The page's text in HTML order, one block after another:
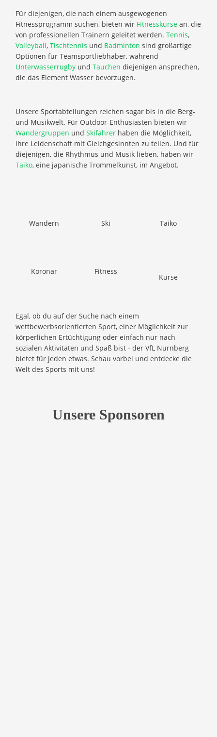
Für diejenigen, die nach einem ausgewogenen
Fitnessprogramm suchen, bieten wir Fitnesskurse an, die
von professionellen Trainern geleitet werden. Tennis,
Volleyball, Tischtennis und Badminton sind großartige
Optionen für Teamsportliebhaber, während
Unterwasserrugby und Tauchen diejenigen ansprechen,
die das Element Wasser bevorzugen.
Unsere Sportabteilungen reichen sogar bis in die Berg-
und Musikwelt. Für Outdoor-Enthusiasten bieten wir
Wandergruppen und Skifahrer haben die Möglichkeit,
ihre Leidenschaft mit Gleichgesinnten zu teilen. Und für
diejenigen, die Rhythmus und Musik lieben, haben wir
Taiko, eine japanische Trommelkunst, im Angebot.
Wandern Ski Taiko
Koronar Fitness
Kurse
Egal, ob du auf der Suche nach einem
wettbewerbsorientierten Sport, einer Möglichkeit zur
körperlichen Ertüchtigung oder einfach nur nach
sozialen Aktivitäten und Spaß bist - der VfL Nürnberg
bietet für jeden etwas. Schau vorbei und entdecke die
Welt des Sports mit uns!
Unsere Sponsoren